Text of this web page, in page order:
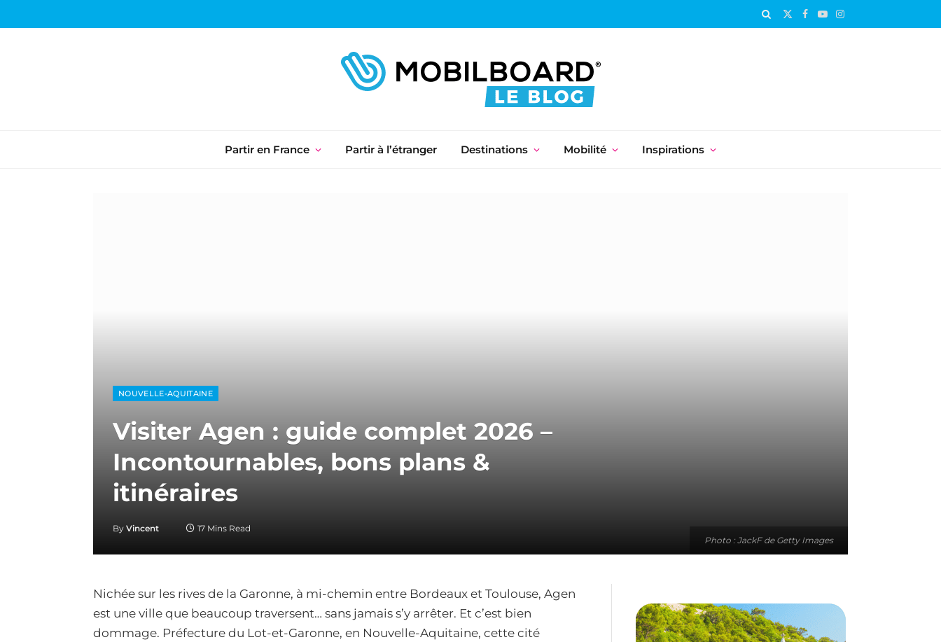
X
Facebook
YouTubeInstagram
Partir en France Partir à l’étranger Destinations Mobilité Inspirations
Photo : JackF de Getty Images
NOUVELLE-AQUITAINE
Visiter Agen : guide complet 2026 –
Incontournables, bons plans &
itinéraires
By Vincent 17 Mins Read
Nichée sur les rives de la Garonne, à mi-chemin entre Bordeaux et Toulouse, Agen
est une ville que beaucoup traversent… sans jamais s’y arrêter. Et c’est bien
dommage. Préfecture du Lot-et-Garonne, en Nouvelle-Aquitaine, cette cité